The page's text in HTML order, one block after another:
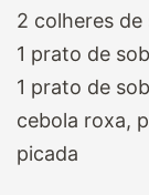
2 colheres
1 prato de
1 prato de
cebola roxa,
picada